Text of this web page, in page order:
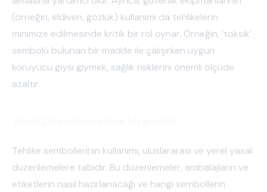
(örneğin, eldiven, gözlük) kullanımı da tehlikelerin
minimize edilmesinde kritik bir rol oynar. Örneğin, 'toksik'
sembolü bulunan bir madde ile çalışırken uygun
koruyucu giysi giymek, sağlık risklerini önemli ölçüde
azaltır.
Tehlike sembollerinin kullanımı, uluslararası ve yerel yasal
düzenlemelere tabidir. Bu düzenlemeler, ambalajların ve
etiketlerin nasıl hazırlanacağı ve hangi sembollerin